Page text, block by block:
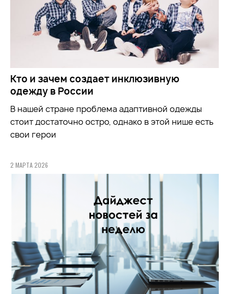
Кто и зачем создает инклюзивную
одежду в России
В нашей стране проблема адаптивной одежды
стоит достаточно остро, однако в этой нише есть
свои герои
2 МАРТА 2026